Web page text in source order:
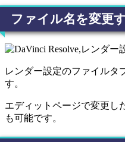
ファイル名を変更
レンダー設定のファイルタ
す。
エディットページで変更し
も可能です。